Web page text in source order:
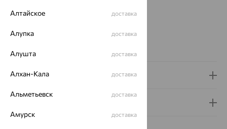
Проба:585
Бренд:Красцветмет
Доставка и оплата
Алтайское доставка
Алупка доставка
Алушта доставка
Алхан-Кала доставка
Альметьевск доставка
Амурск доставка